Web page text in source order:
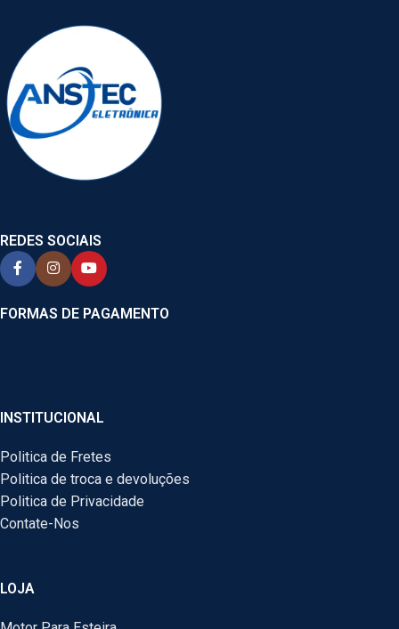
REDES SOCIAIS
FORMAS DE PAGAMENTO
INSTITUCIONAL
Politica de Fretes
Politica de troca e devoluções
Politica de Privacidade
Contate-Nos
LOJA